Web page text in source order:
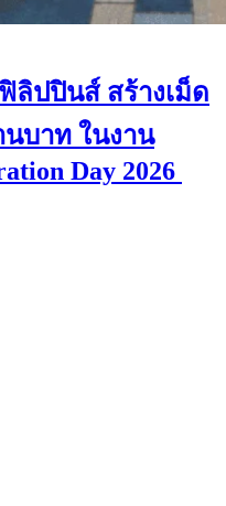
ลิปปินส์ สร้างเม็ด
นบาท ในงาน
Day 2026